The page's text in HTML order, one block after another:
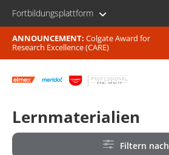
Fortbildungsplattform
ANNOUNCEMENT: Colgate Award for
Research Excellence (CARE)
Lernmaterialien
Filtern nach